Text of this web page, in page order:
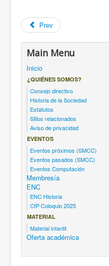
Prev
Main Menu
Inicio
¿QUIÉNES SOMOS?
Consejo directivo
Historia de la Sociedad
Estatutos
Sitios relacionados
Aviso de privacidad
EVENTOS
Eventos próximos (SMCC)
Eventos pasados (SMCC)
Eventos Computación
Membresía
ENC
ENC Historia
CfP Coloquio 2025
MATERIAL
Material infantil
Oferta académica